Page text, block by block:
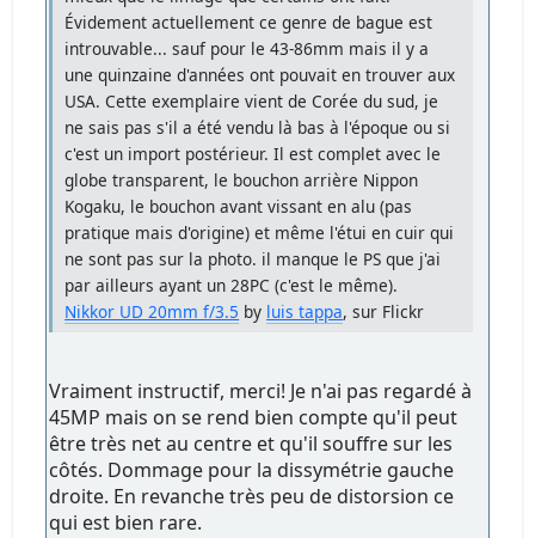
Évidement actuellement ce genre de bague est
introuvable... sauf pour le 43-86mm mais il y a
une quinzaine d'années ont pouvait en trouver aux
USA. Cette exemplaire vient de Corée du sud, je
ne sais pas s'il a été vendu là bas à l'époque ou si
c'est un import postérieur. Il est complet avec le
globe transparent, le bouchon arrière Nippon
Kogaku, le bouchon avant vissant en alu (pas
pratique mais d'origine) et même l'étui en cuir qui
ne sont pas sur la photo. il manque le PS que j'ai
par ailleurs ayant un 28PC (c'est le même).
Nikkor UD 20mm f/3.5 by luis tappa, sur Flickr
Vraiment instructif, merci! Je n'ai pas regardé à
45MP mais on se rend bien compte qu'il peut
être très net au centre et qu'il souffre sur les
côtés. Dommage pour la dissymétrie gauche
droite. En revanche très peu de distorsion ce
qui est bien rare.